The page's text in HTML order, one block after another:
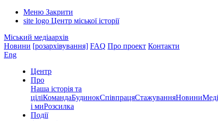
Меню Закрити
site logo Центр міської історії
Міський медіаархів
Новини [розархівування] FAQ Про проект Контакти
Eng
Центр
Про
Наша історія та
ціліКомандаБудинокСпівпрацяСтажуванняНовини
і миРозсилка
Події